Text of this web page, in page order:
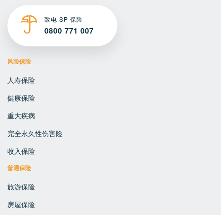
致电 SP 保险
0800 771 007
风险保险
人寿保险
健康保险
重大疾病
完全永久性伤害险
收入保险
普通保险
旅游保险
房屋保险